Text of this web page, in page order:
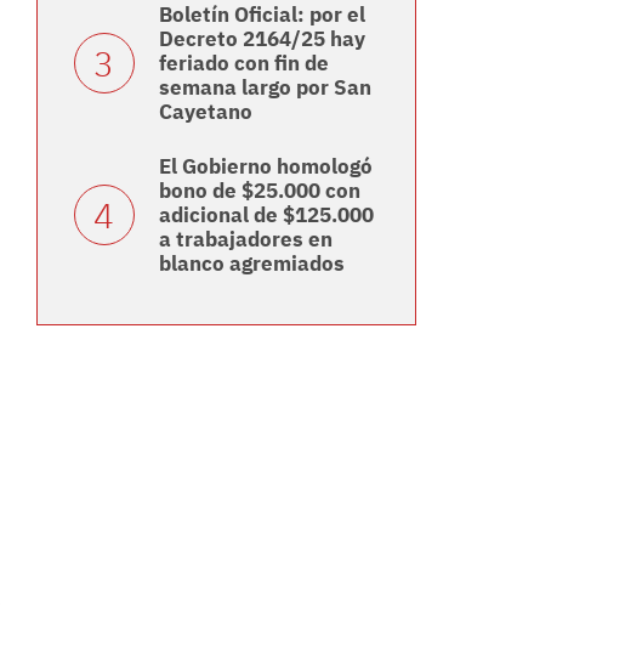
Boletín Oficial: por el
Decreto 2164/25 hay
feriado con fin de
semana largo por San
Cayetano
El Gobierno homologó
bono de $25.000 con
adicional de $125.000
a trabajadores en
blanco agremiados